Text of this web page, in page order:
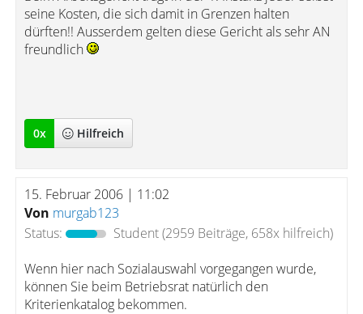
seine Kosten, die sich damit in Grenzen halten
dürften!! Ausserdem gelten diese Gericht als sehr AN
freundlich
0x Hilfreich
15. Februar 2006 | 11:02
Von murgab123
Status:
Student(2959 Beiträge, 658x hilfreich)
Wenn hier nach Sozialauswahl vorgegangen wurde,
können Sie beim Betriebsrat natürlich den
Kriterienkatalog bekommen.